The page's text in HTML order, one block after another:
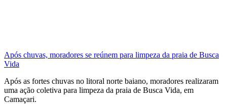
Após chuvas, moradores se reúnem para limpeza da praia de Busca
Vida
Após as fortes chuvas no litoral norte baiano, moradores realizaram
uma ação coletiva para limpeza da praia de Busca Vida, em
Camaçari.